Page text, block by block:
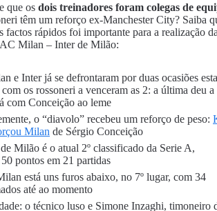
que os dois treinadores foram colegas de
têm um reforço ex-Manchester City? Saiba
factos rápidos foi importante para a realização
AC Milan – Inter de Milão:
e Inter já se defrontaram por duas ocasiões esta
os rossoneri a venceram as 2: a última deu a
com Conceição ao leme
o “diavolo” recebeu um reforço de peso:
Milan de Sérgio Conceição
Milão é o atual 2º classificado da Serie A,
pontos em 21 partidas
está uns furos abaixo, no 7º lugar, com 34
até ao momento
o técnico luso e Simone Inzaghi, timoneiro